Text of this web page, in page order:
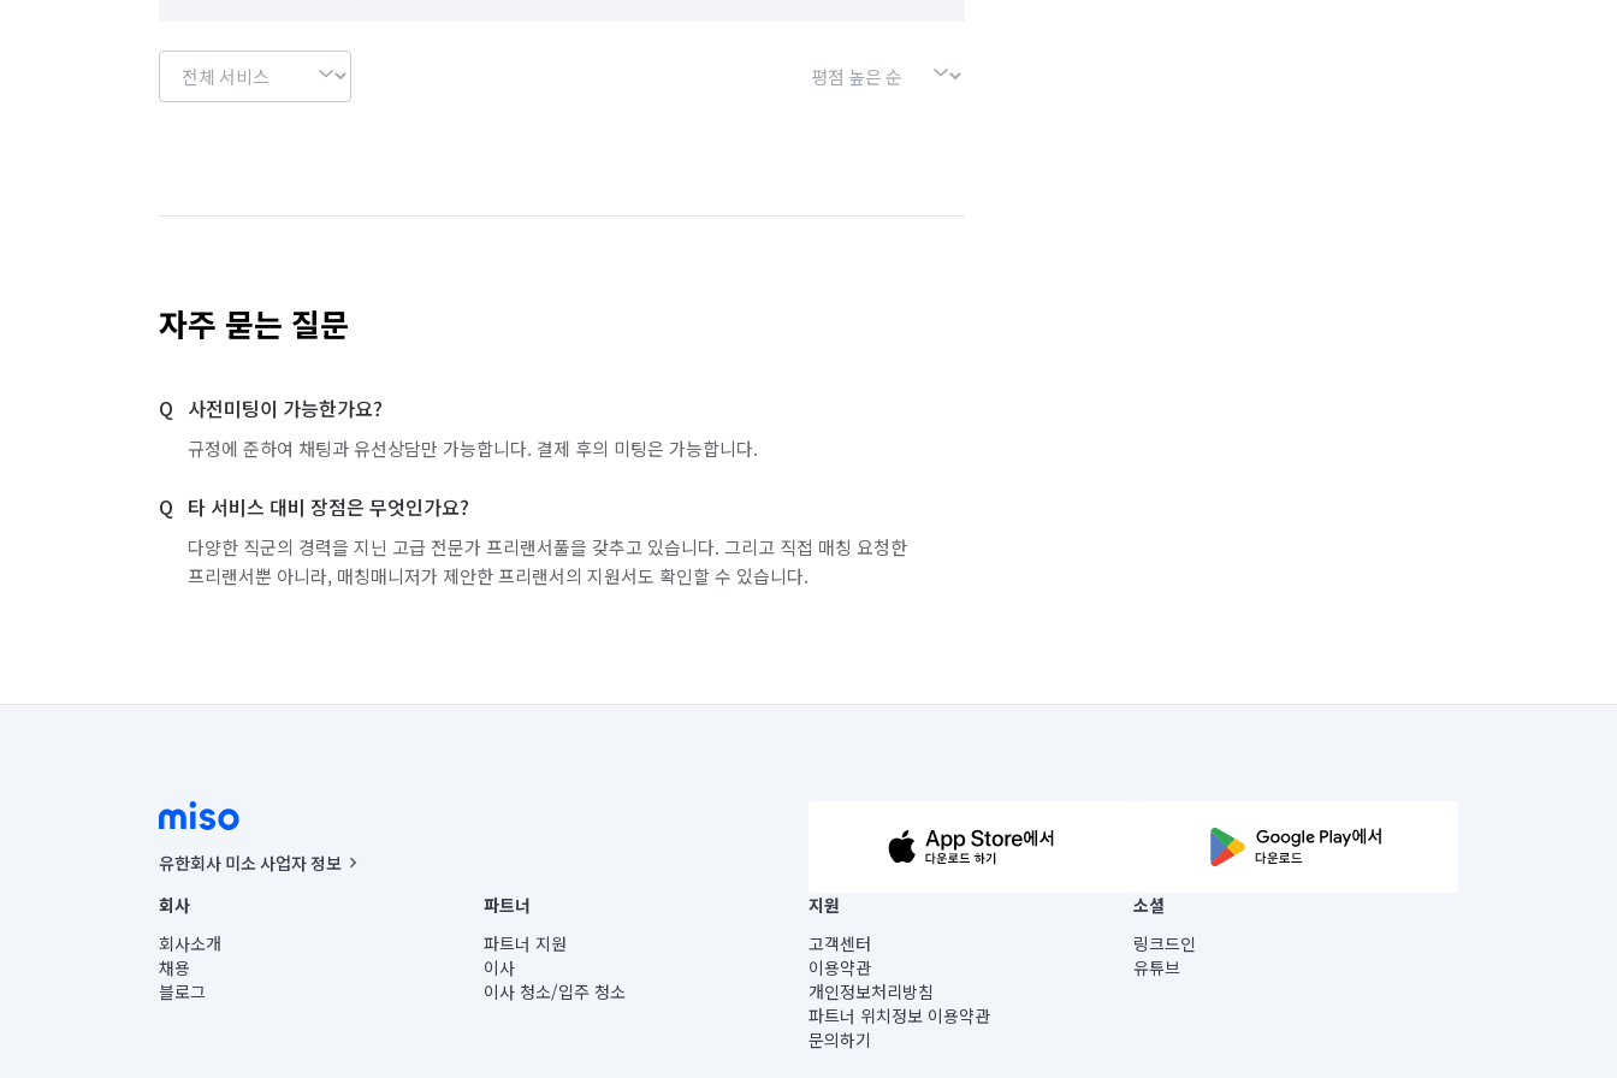
자주 묻는 질문
사전미팅이 가능한가요?
규정에 준하여 채팅과 유선상담만 가능합니다. 결제 후의 미팅은 가능합니다.
타 서비스 대비 장점은 무엇인가요?
다양한 직군의 경력을 지닌 고급 전문가 프리랜서풀을 갖추고 있습니다. 그리고 직접 매칭 요청한
프리랜서뿐 아니라, 매칭매니저가 제안한 프리랜서의 지원서도 확인할 수 있습니다.
유한회사 미소 사업자 정보
사업자등록번호 : 291-87-00271 | 인허가번호 : 2016-3220163-14-5-00019 |
통신판매신고번호 : 2024-서울종로-1400(공정거래위원회 정보) |
대표이사 : CHING VICTOR COLUMBIA RHEE
주소 | 본사: 서울특별시 종로구 율곡로 6(중학동, 트윈트리빌딩) B동 5층
컨택센터 : 서울특별시 종로구 수송동 율곡로 24, 7층, 8층 미소
회사
회사소개
채용
블로그
파트너
파트너 지원
이사
이사 청소/입주 청소
지원
고객센터
이용약관
개인정보처리방침
파트너 위치정보 이용약관
문의하기
소셜
링크드인
유튜브